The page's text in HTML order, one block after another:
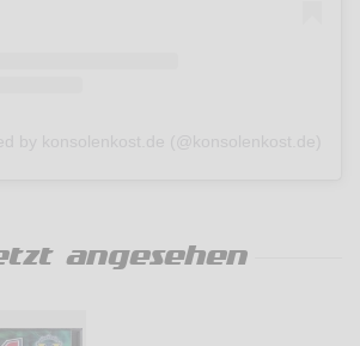
angesehen